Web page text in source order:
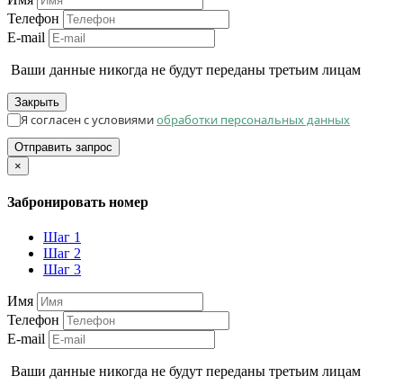
Телефон
E-mail
Ваши данные никогда не будут переданы третьим лицам
Закрыть
Я согласен с условиямиобработки персональных данных
Отправить запрос
×
Забронировать номер
Шаг 1
Шаг 2
Шаг 3
Имя
Телефон
E-mail
Ваши данные никогда не будут переданы третьим лицам